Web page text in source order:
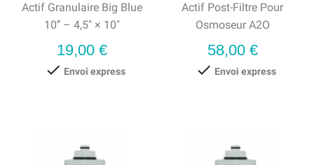
Actif Granulaire Big Blue
10’’ – 4,5" × 10"
Prix
19,00 €
 Envoi express
Actif Post-Filtre Pour
Osmoseur A2O
Prix
58,00 €
 Envoi express